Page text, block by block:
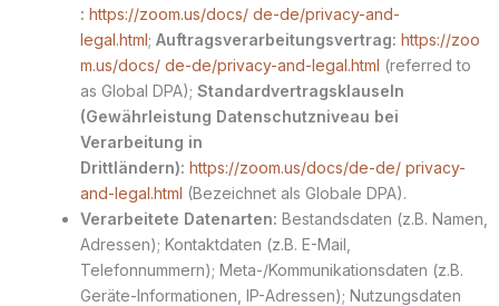
: https://zoom.us/docs/ de-de/privacy-and-
legal.html; Auftragsverarbeitungsvertrag: https://zoo
m.us/docs/ de-de/privacy-and-legal.html (referred to
as Global DPA); Standardvertragsklauseln
(Gewährleistung Datenschutzniveau bei
Verarbeitung in
Drittländern): https://zoom.us/docs/de-de/ privacy-
and-legal.html (Bezeichnet als Globale DPA).
Verarbeitete Datenarten: Bestandsdaten (z.B. Namen,
Adressen); Kontaktdaten (z.B. E-Mail,
Telefonnummern); Meta-/Kommunikationsdaten (z.B.
Geräte-Informationen, IP-Adressen); Nutzungsdaten